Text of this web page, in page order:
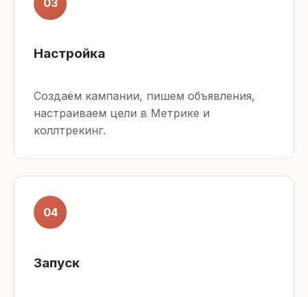
03
Настройка
Создаём кампании, пишем объявления,
настраиваем цели в Метрике и
коллтрекинг.
04
Запуск